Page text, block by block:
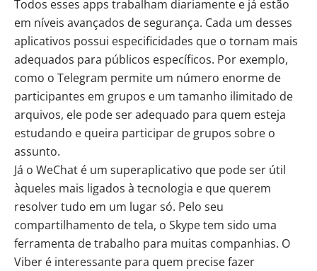
Todos esses apps trabalham diariamente e já estão
em níveis avançados de segurança. Cada um desses
aplicativos possui especificidades que o tornam mais
adequados para públicos específicos. Por exemplo,
como o Telegram permite um número enorme de
participantes em grupos e um tamanho ilimitado de
arquivos, ele pode ser adequado para quem esteja
estudando e queira participar de grupos sobre o
assunto.
Já o WeChat é um superaplicativo que pode ser útil
àqueles mais ligados à tecnologia e que querem
resolver tudo em um lugar só. Pelo seu
compartilhamento de tela, o Skype tem sido uma
ferramenta de trabalho para muitas companhias. O
Viber é interessante para quem precise fazer